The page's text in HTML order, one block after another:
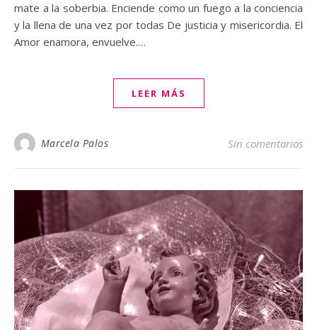
mate a la soberbia. Enciende como un fuego a la conciencia
y la llena de una vez por todas De justicia y misericordia. El
Amor enamora, envuelve.…
LEER MÁS
Marcela Palos Sin comentarios